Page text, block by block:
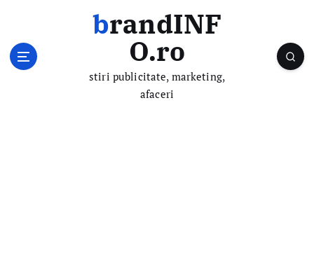
brandINF
O.ro
stiri publicitate, marketing,
afaceri